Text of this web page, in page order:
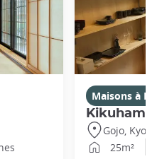
Maisons à
Kikuhama
Gojo, Kyoto
25m²